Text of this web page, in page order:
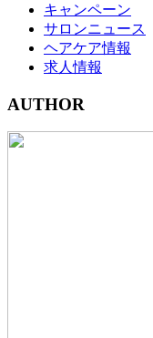
キャンペーン
サロンニュース
ヘアケア情報
求人情報
AUTHOR